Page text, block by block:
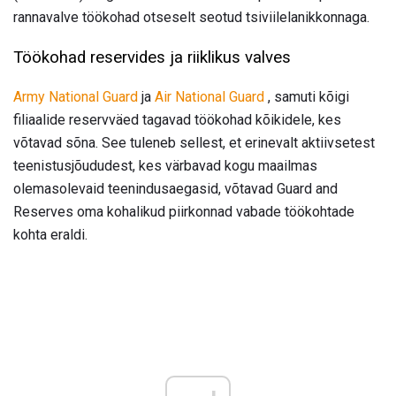
rannavalve töökohad otseselt seotud tsiviilelanikkonnaga.
Töökohad reservides ja riiklikus valves
Army National Guard ja Air National Guard , samuti kõigi
filiaalide reservväed tagavad töökohad kõikidele, kes
võtavad sõna. See tuleneb sellest, et erinevalt aktiivsetest
teenistusjõududest, kes värbavad kogu maailmas
olemasolevaid teenindusaegasid, võtavad Guard and
Reserves oma kohalikud piirkonnad vabade töökohtade
kohta eraldi.